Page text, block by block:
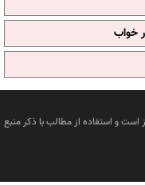
خواب
و استفاده از مطالب با ذکر منبع